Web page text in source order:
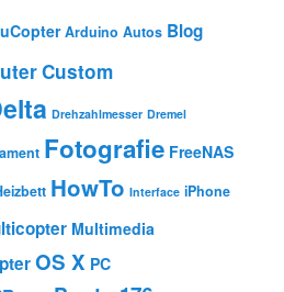
Arduino Autos Blog
Custom
Drehzahlmesser Dremel
Fotografie FreeNAS
HowTo Interface iPhone
Multimedia
OS X PC